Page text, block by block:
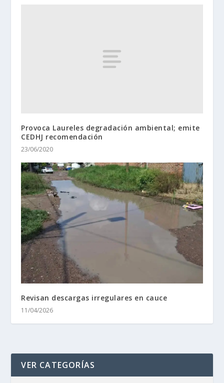
Provoca Laureles degradación ambiental; emite
CEDHJ recomendación
23/06/2020
Revisan descargas irregulares en cauce
11/04/2026
VER CATEGORÍAS